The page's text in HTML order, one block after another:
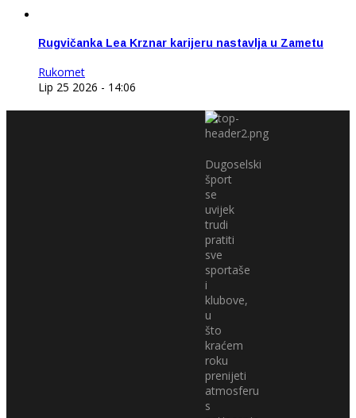
Rugvičanka Lea Krznar karijeru nastavlja u Zametu
Rukomet
Lip 25 2026 - 14:06
Dugoselski
šport
se
uvijek
trudi
pratiti
sve
sportaše
i
klubove,
u
što
kraćem
roku
prenijeti
atmosferu
s